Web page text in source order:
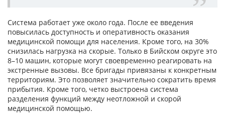
Система работает уже около года. После ее введения
повысилась доступность и оперативность оказания
медицинской помощи для населения. Кроме того, на 30%
снизилась нагрузка на скорые. Только в Бийском округе это
8–10 машин, которые могут своевременно реагировать на
экстренные вызовы. Все бригады привязаны к конкретным
территориям. Это позволяет значительно сократить время
прибытия. Кроме того, четко выстроена система
разделения функций между неотложной и скорой
медицинской помощью.